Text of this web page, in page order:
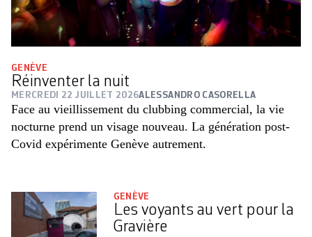
GENÈVE
Réinventer la nuit
MERCREDI 22 JUILLET 2026ALESSANDRO CASORELLA
Face au vieillissement du clubbing commercial, la vie
nocturne prend un visage nouveau. La génération post-
Covid expérimente Genève autrement.
GENÈVE
Les voyants au vert pour la
Gravière